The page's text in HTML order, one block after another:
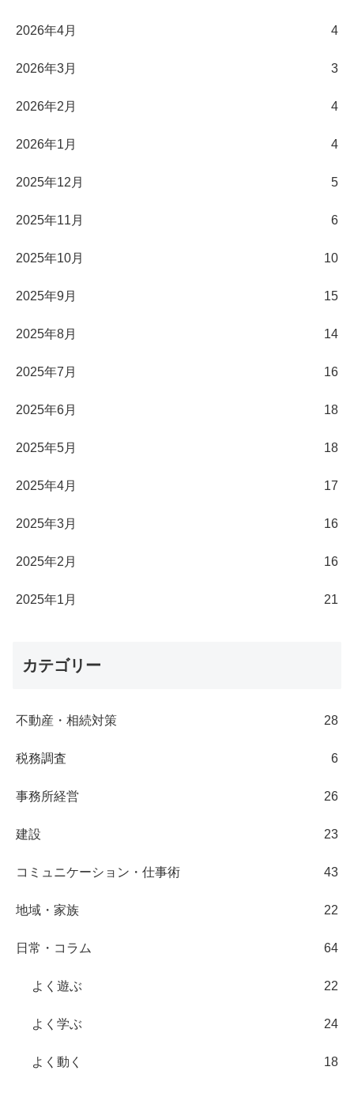
2026年4月 4
2026年3月 3
2026年2月 4
2026年1月 4
2025年12月 5
2025年11月 6
2025年10月 10
2025年9月 15
2025年8月 14
2025年7月 16
2025年6月 18
2025年5月 18
2025年4月 17
2025年3月 16
2025年2月 16
2025年1月 21
カテゴリー
不動産・相続対策 28
税務調査 6
事務所経営 26
建設 23
コミュニケーション・仕事術 43
地域・家族 22
日常・コラム 64
よく遊ぶ 22
よく学ぶ 24
よく動く 18